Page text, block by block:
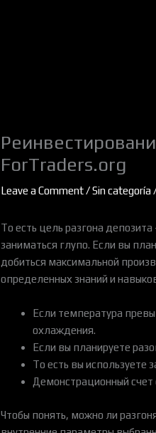
ForTraders.org
Leave a Comment/Sin categoría
То есть цель разгона
заниматься глупо. Если вы
добиться максимальной
определенных знаний и
Если температура
охлаждения.
Если вы планируете
То есть вы используете
Демонстрационный счет
Чтобы понять, можно ли